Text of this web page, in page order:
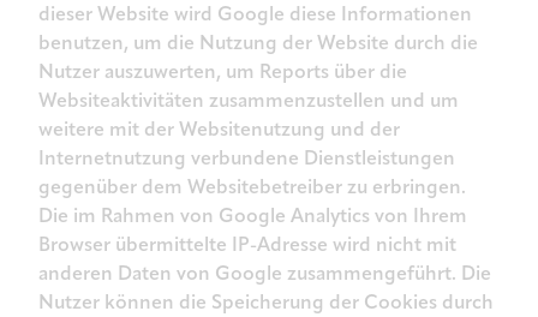
dieser Website wird Google diese Informationen
benutzen, um die Nutzung der Website durch die
Nutzer auszuwerten, um Reports über die
Websiteaktivitäten zusammenzustellen und um
weitere mit der Websitenutzung und der
Internetnutzung verbundene Dienstleistungen
gegenüber dem Websitebetreiber zu erbringen.
Die im Rahmen von Google Analytics von Ihrem
Browser übermittelte IP-Adresse wird nicht mit
anderen Daten von Google zusammengeführt. Die
Nutzer können die Speicherung der Cookies durch